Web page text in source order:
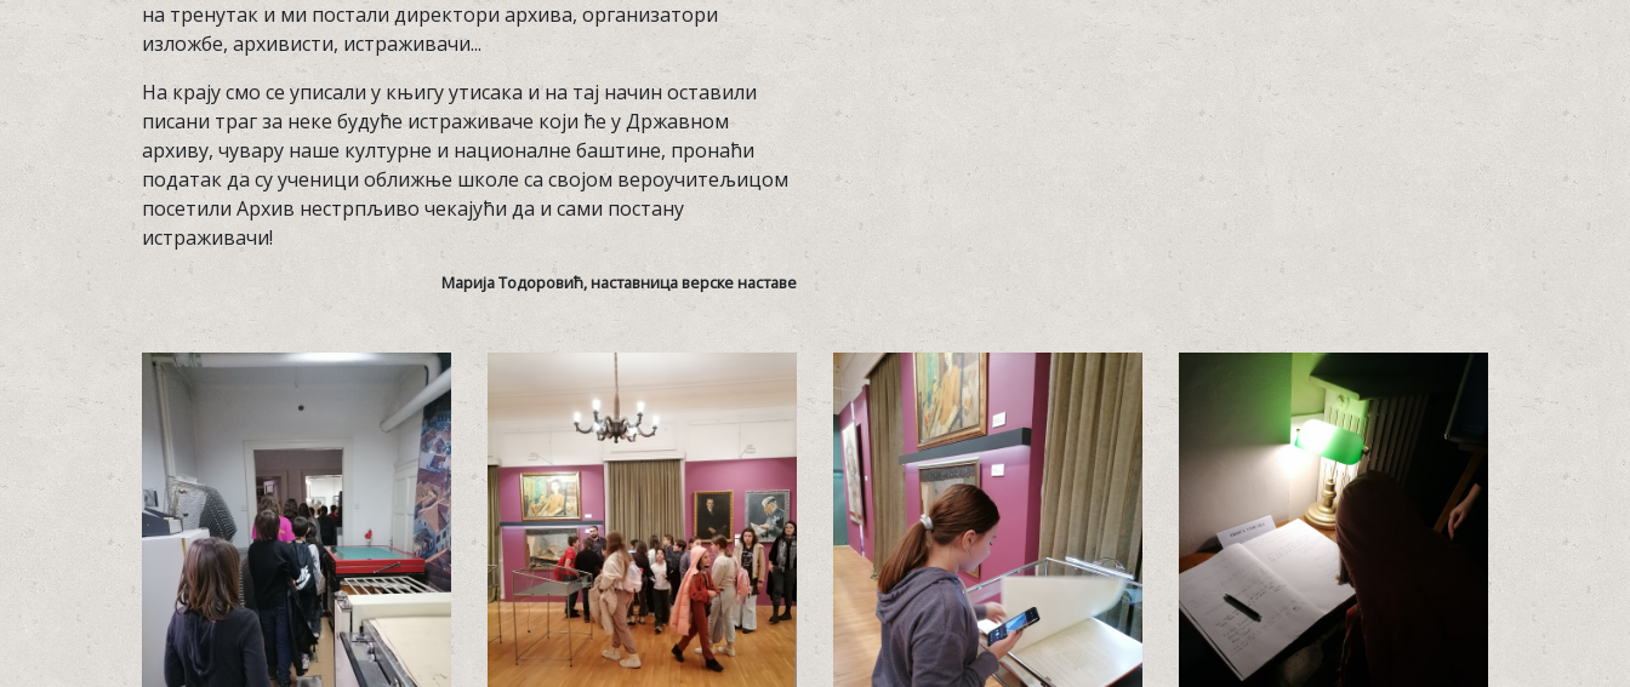
на тренутак и ми постали директори архива, организатори
изложбе, архивисти, истраживачи...
На крају смо се уписали у књигу утисака и на тај начин оставили
писани траг за неке будуће истраживаче који ће у Државном
архиву, чувару наше културне и националне баштине, пронаћи
податак да су ученици оближње школе са својом вероучитељицом
посетили Архив нестрпљиво чекајући да и сами постану
истраживачи!
Марија Тодоровић, наставница верске наставе